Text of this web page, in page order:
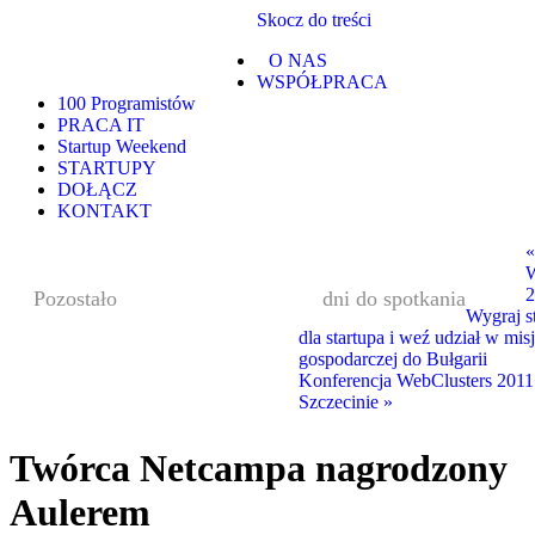
Skocz do treści
O NAS
WSPÓŁPRACA
100 Programistów
PRACA IT
Startup Weekend
STARTUPY
DOŁĄCZ
KONTAKT
Pozostało dni do spotkania
«
Wygraj
dla startupa i weź udział w
gospodarczej do Bułgarii
Konferencja WebClusters
Szczecinie »
Twórca Netcampa nagrodzony
Aulerem